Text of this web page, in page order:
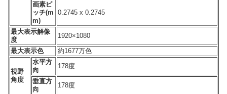
画素ピ
ッチ(m
m)
0.2745 x 0.2745
最大表示解像
度
1920×1080
最大表示色
約1677万色
視野
角度
水平方
向
178度
垂直方
向
178度